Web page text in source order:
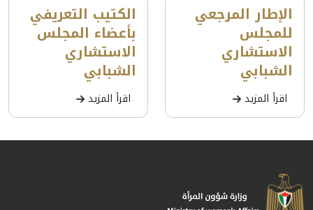
الإطار المرجعي
للمجلس
الاستشاري
الشبابي
اقرأ المزيد
الكتيب التعريفي
بأعضاء المجلس
الاستشاري
الشبابي
اقرأ المزيد